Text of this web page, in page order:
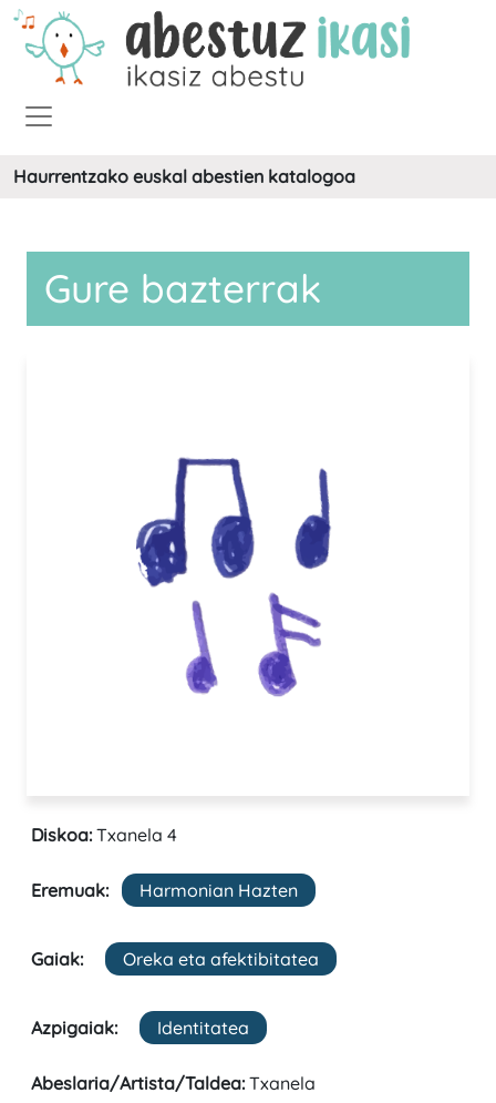
Haurrentzako euskal abestien katalogoa
Gure bazterrak
Diskoa:Txanela 4
Eremuak: Harmonian Hazten
Gaiak: Oreka eta afektibitatea
Azpigaiak: Identitatea
Abeslaria/Artista/Taldea:Txanela